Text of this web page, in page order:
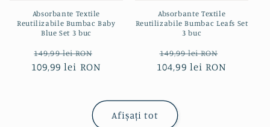
Absorbante Textile
Reutilizabile Bumbac Baby
Blue Set 3 buc
Preț
obișnuit
149,99 lei RON
redus
109,99 lei RON
Absorbante Textile
Reutilizabile Bumbac Leafs Set
3 buc
Preț
obișnuit
149,99 lei RON
redus
104,99 lei RON
Afișați tot